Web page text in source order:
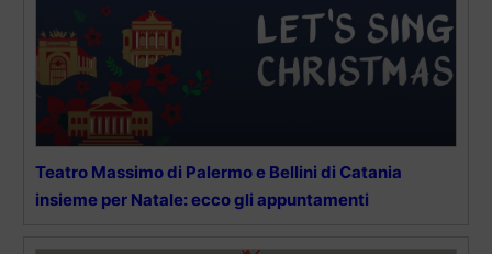
Teatro Massimo di Palermo e Bellini di Catania
insieme per Natale: ecco gli appuntamenti